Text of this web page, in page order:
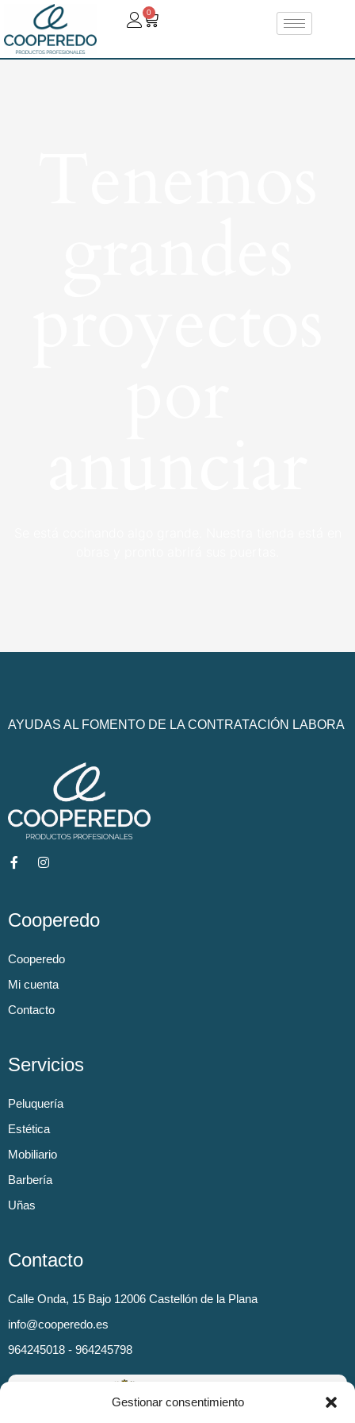
Gestionar consentimiento
0
AYUDAS AL FOMENTO DE LA CONTRATACIÓN LABORA
Cooperedo
Cooperedo
Mi cuenta
Contacto
Servicios
Peluquería
Estética
Mobiliario
Barbería
Uñas
Contacto
Calle Onda, 15 Bajo 12006 Castellón de la Plana
info@cooperedo.es
964245018 - 964245798